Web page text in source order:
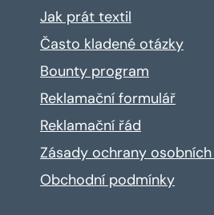
Jak prát textil
Často kladené otázky
Bounty program
Reklamační formulář
Reklamační řád
Zásady ochrany
Obchodní podmínky